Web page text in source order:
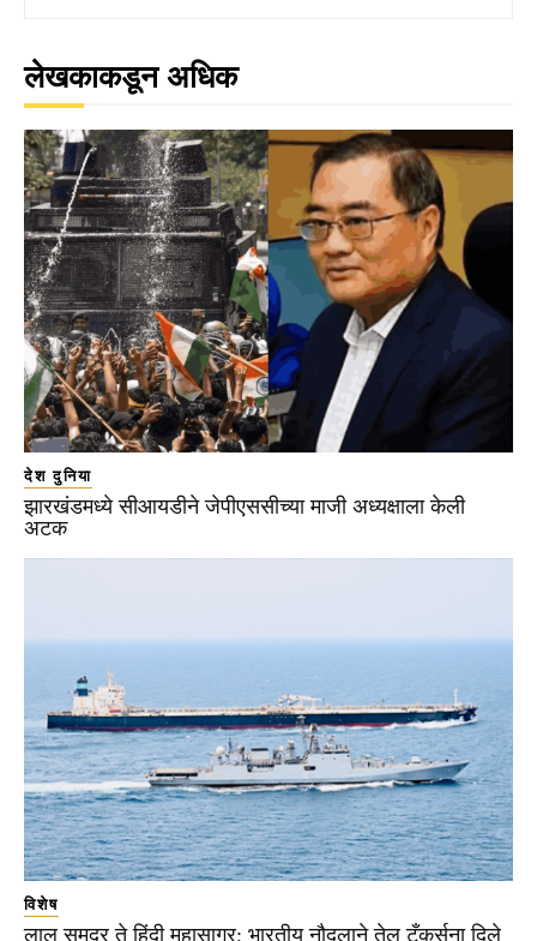
लेखकाकडून अधिक
देश दुनिया
झारखंडमध्ये सीआयडीने जेपीएससीच्या माजी अध्यक्षाला केली
अटक
विशेष
लाल समुद्र ते हिंदी महासागर; भारतीय नौदलाने तेल टँकर्सना दिले